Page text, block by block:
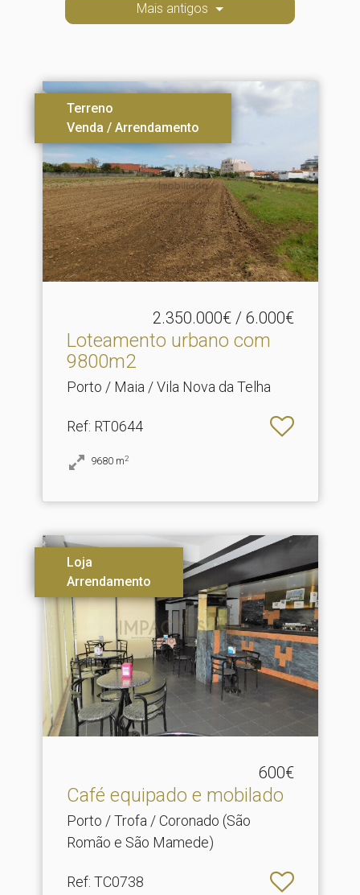
Mais antigos
Terreno
Venda / Arrendamento
2.350.000€ / 6.000€
Loteamento urbano com
9800m2
Porto / Maia / Vila Nova da Telha
Ref: RT0644
9680 m2
Loja
Arrendamento
600€
Café equipado e mobilado
Porto / Trofa / Coronado (São
Romão e São Mamede)
Ref: TC0738